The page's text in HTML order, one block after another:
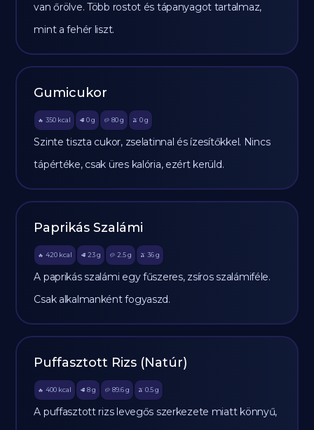
van őrölve. Több rostot és tápanyagot tartalmaz,
mint a fehér liszt.
Gumicukor
🔥 350 kcal 🥩 0 g 🥔 80g 🫒 0 g
Szinte tiszta cukor, zselatinnal és ízesítőkkel. Nincs
tápértéke, csak üres kalória, ezért kerüld.
Paprikás Szalámi
🔥 420 kcal 🥩 23 g 🥔 2.5g 🫒 36 g
A paprikás szalámi egy fűszeres, zsíros szalámiféle.
Csak alkalmanként fogyaszd.
Puffasztott Rizs (Natúr)
🔥 400 kcal 🥩 8 g 🥔 89.6g 🫒 0.5 g
A puffasztott rizs levegős szerkezete miatt könnyű,